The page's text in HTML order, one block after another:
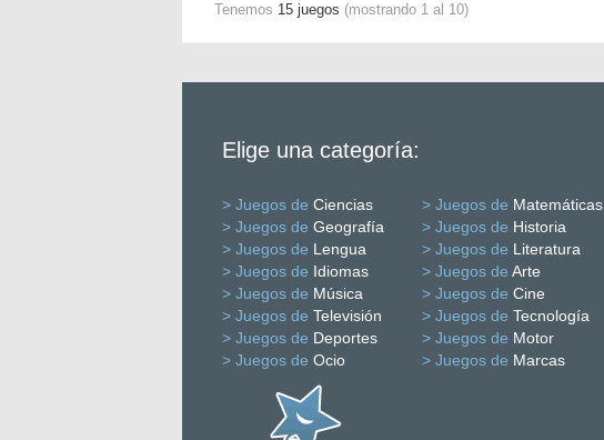
Tenemos 15 juegos (mostrando 1 al 10)
Elige una categoría:
> Juegos de Ciencias > Juegos de Matemáticas
> Juegos de Geografía > Juegos de Historia
> Juegos de Lengua > Juegos de Literatura
> Juegos de Idiomas > Juegos de Arte
> Juegos de Música > Juegos de Cine
> Juegos de Televisión > Juegos de Tecnología
> Juegos de Deportes > Juegos de Motor
> Juegos de Ocio > Juegos de Marcas